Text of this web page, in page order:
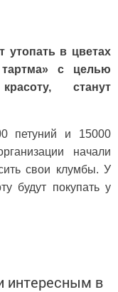
утопать в цветах
с целью
станут
петуний и 15000
начали
свои клумбы. У
будут покупать у
интересным в